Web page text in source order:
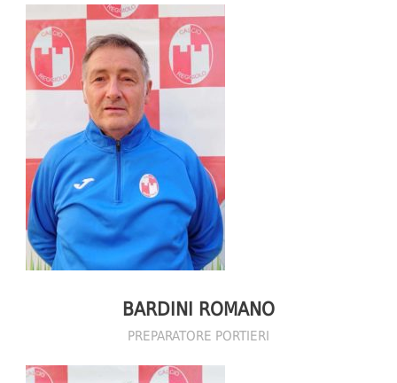
BARDINI ROMANO
PREPARATORE PORTIERI